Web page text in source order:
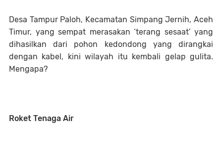
Desa Tampur Paloh, Kecamatan Simpang Jernih, Aceh
Timur, yang sempat merasakan ‘terang sesaat’ yang
dihasilkan dari pohon kedondong yang dirangkai
dengan kabel, kini wilayah itu kembali gelap gulita.
Mengapa?
Roket Tenaga Air